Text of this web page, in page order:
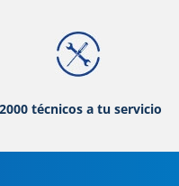
técnicos a tu servicio